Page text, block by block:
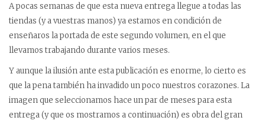
A pocas semanas de que esta nueva entrega llegue a todas las
tiendas (y a vuestras manos) ya estamos en condición de
enseñaros la portada de este segundo volumen, en el que
llevamos trabajando durante varios meses.
Y aunque la ilusión ante esta publicación es enorme, lo cierto es
que la pena también ha invadido un poco nuestros corazones. La
imagen que seleccionamos hace un par de meses para esta
entrega (y que os mostramos a continuación) es obra del gran